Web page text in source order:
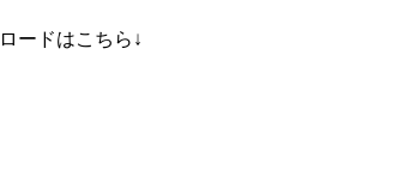
ードはこちら↓